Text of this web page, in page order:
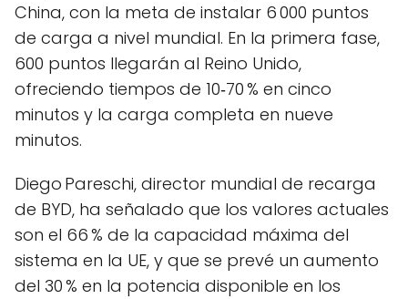
China, con la meta de instalar 6 000 puntos
de carga a nivel mundial. En la primera fase,
600 puntos llegarán al Reino Unido,
ofreciendo tiempos de 10‑70 % en cinco
minutos y la carga completa en nueve
minutos.
Diego Pareschi, director mundial de recarga
de BYD, ha señalado que los valores actuales
son el 66 % de la capacidad máxima del
sistema en la UE, y que se prevé un aumento
del 30 % en la potencia disponible en los